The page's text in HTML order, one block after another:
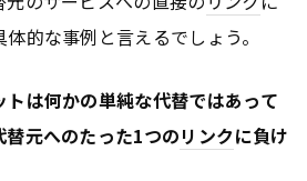
的な事例と言えるでしょう。
は何かの単純な代替ではあって
元へのたった1つのリンクに負け